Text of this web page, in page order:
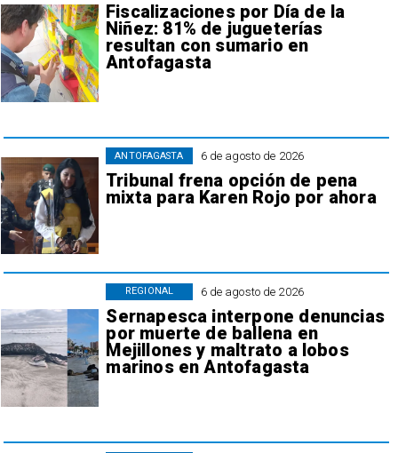
Fiscalizaciones por Día de la
Niñez: 81% de jugueterías
resultan con sumario en
Antofagasta
6 de agosto de 2026
Tribunal frena opción de pena
mixta para Karen Rojo por ahora
ANTOFAGASTA
6 de agosto de 2026
Sernapesca interpone denuncias
por muerte de ballena en
Mejillones y maltrato a lobos
marinos en Antofagasta
REGIONAL